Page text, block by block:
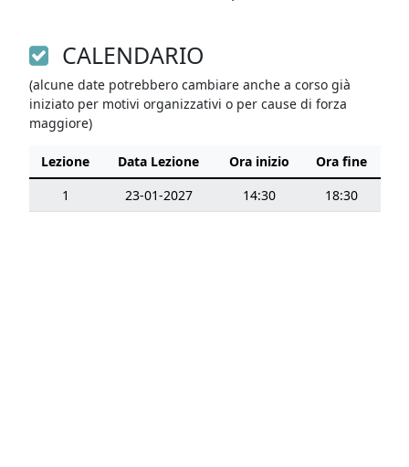
CALENDARIO
(alcune date potrebbero cambiare anche a corso già
iniziato per motivi organizzativi o per cause di forza
maggiore)
Lezione Data Lezione Ora inizio
Ora fine
1
23-01-2027 14:30 18:30